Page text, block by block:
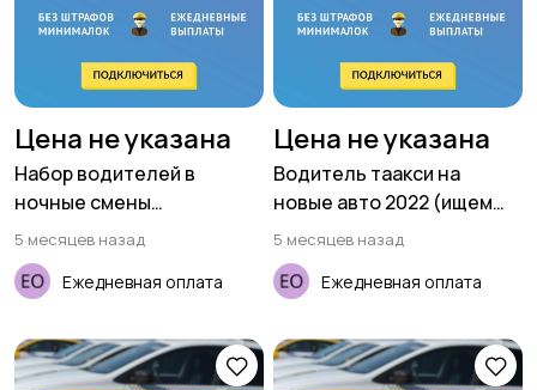
Цена не указана
Набор водителей в
ночные смены
(приглашаем женщин)
5 месяцев назад
Ежедневная оплата
Цена не указана
Водитель таакси на
новые авто 2022 (ищем
женщин)
5 месяцев назад
Ежедневная оплата